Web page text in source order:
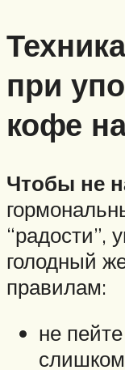
при
кофе
Чтобы не
“радости”,
голодный
правилам:
не